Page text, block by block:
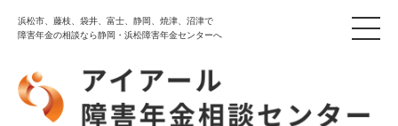
浜松市、藤枝、袋井、富士、静岡、焼津、沼津で
障害年金の相談なら静岡・浜松障害年金センターへ